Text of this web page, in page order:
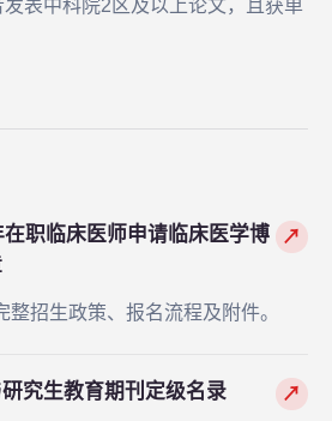
表中科院2区及以上论文，且获单
职临床医师申请临床医学博
↗
招生政策、报名流程及附件。
究生教育期刊定级名录 ↗